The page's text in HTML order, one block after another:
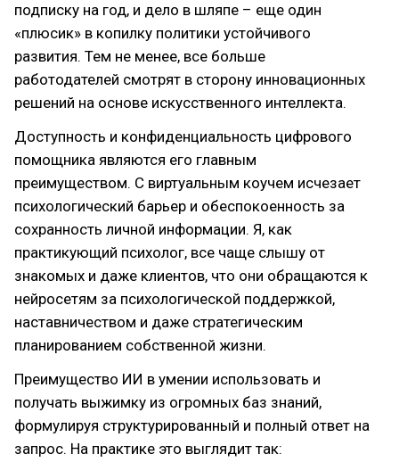
подписку на год, и дело в шляпе – еще один
«плюсик» в копилку политики устойчивого
развития. Тем не менее, все больше
работодателей смотрят в сторону инновационных
решений на основе искусственного интеллекта.
Доступность и конфиденциальность цифрового
помощника являются его главным
преимуществом. С виртуальным коучем исчезает
психологический барьер и обеспокоенность за
сохранность личной информации. Я, как
практикующий психолог, все чаще слышу от
знакомых и даже клиентов, что они обращаются к
нейросетям за психологической поддержкой,
наставничеством и даже стратегическим
планированием собственной жизни.
Преимущество ИИ в умении использовать и
получать выжимку из огромных баз знаний,
формулируя структурированный и полный ответ на
запрос. На практике это выглядит так: